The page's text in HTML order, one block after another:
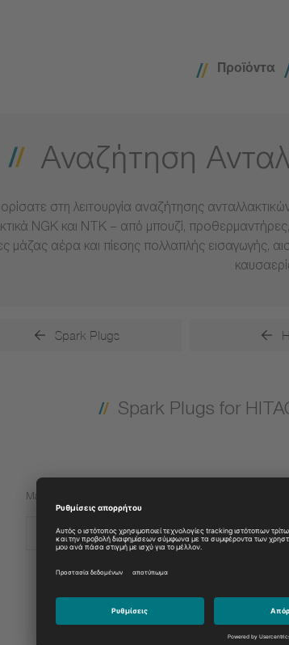
Προϊόντα
Αναζήτηση
στη λειτουργία αναζήτησης
NGK και NTK – από μπουζί,
μάζας αέρα και πίεσης πολλαπλής εισαγωγής,
Spark Plugs
Spark Plugs for
Manufacturer:
HITACHI